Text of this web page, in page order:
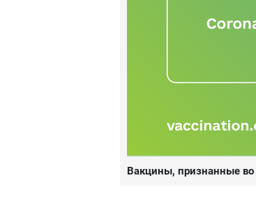
Вакцины, признанные